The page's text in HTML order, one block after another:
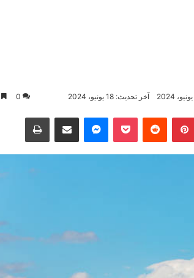
آخر تحديث: 18 يونيو، 2024 0